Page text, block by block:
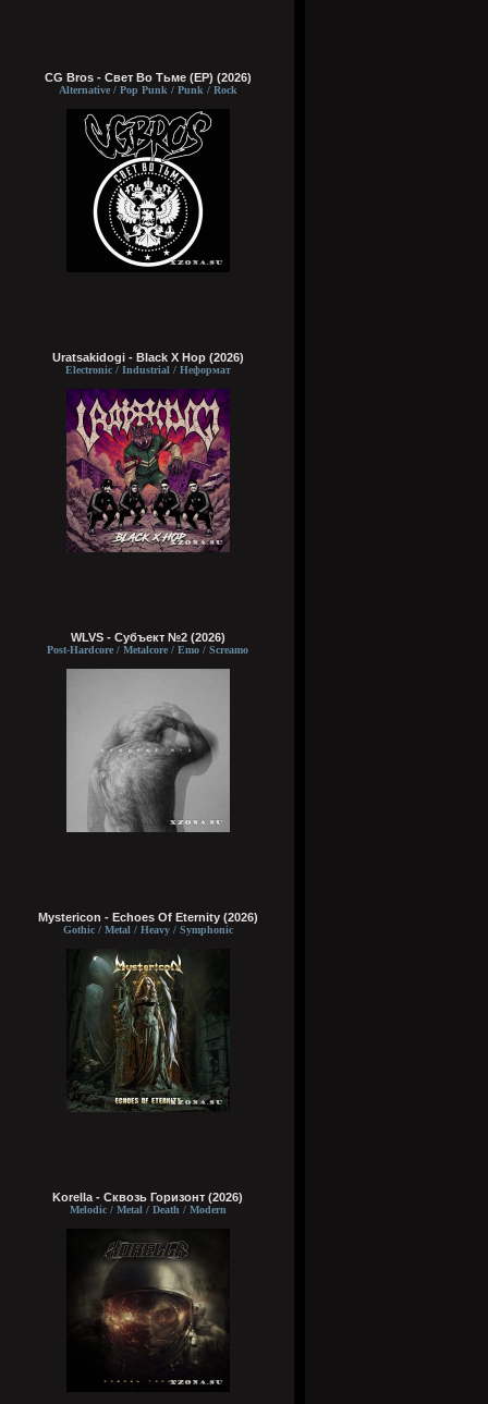
CG Bros - Свет Во Тьме (EP) (2026)
Alternative / Pop Punk / Punk / Rock
Uratsakidogi - Black X Hop (2026)
Electronic / Industrial / Неформат
WLVS - Субъект №2 (2026)
Post-Hardcore / Metalcore / Emo / Screamo
Mystericon - Echoes Of Eternity (2026)
Gothic / Metal / Heavy / Symphonic
Korella - Сквозь Горизонт (2026)
Melodic / Metal / Death / Modern